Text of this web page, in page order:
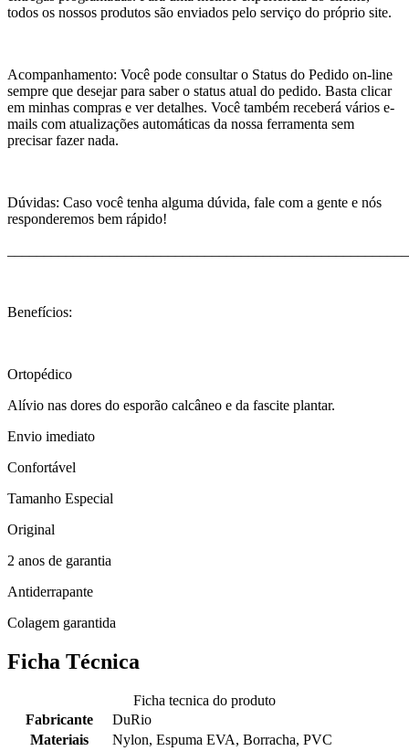
todos os nossos produtos são enviados pelo serviço do próprio site.
Acompanhamento: Você pode consultar o Status do Pedido on-line
sempre que desejar para saber o status atual do pedido. Basta clicar
em minhas compras e ver detalhes. Você também receberá vários e-
mails com atualizações automáticas da nossa ferramenta sem
precisar fazer nada.
Dúvidas: Caso você tenha alguma dúvida, fale com a gente e nós
responderemos bem rápido!
Benefícios:
Ortopédico
Alívio nas dores do esporão calcâneo e da fascite plantar.
Envio imediato
Confortável
Tamanho Especial
Original
2 anos de garantia
Antiderrapante
Colagem garantida
Ficha Técnica
Ficha tecnica do produto
Fabricante
DuRio
Materiais
Nylon, Espuma EVA, Borracha, PVC